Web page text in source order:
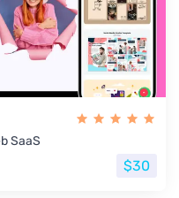
SaaS
$30